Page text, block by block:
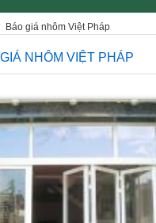
Báo giá nhôm Việt Pháp
NHÔM VIỆT PHÁP